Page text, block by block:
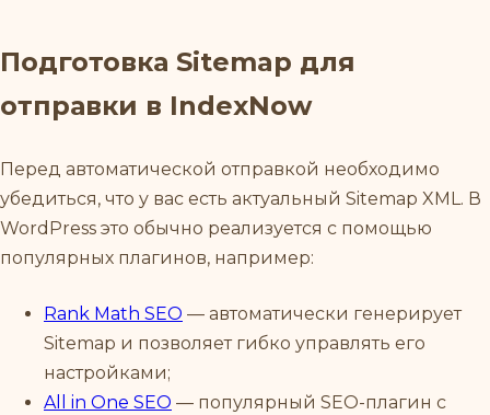
Подготовка Sitemap для
отправки в IndexNow
Перед автоматической отправкой необходимо
убедиться, что у вас есть актуальный Sitemap XML. В
WordPress это обычно реализуется с помощью
популярных плагинов, например:
Rank Math SEO — автоматически генерирует
Sitemap и позволяет гибко управлять его
настройками;
All in One SEO — популярный SEO-плагин с